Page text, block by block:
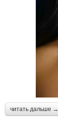
читать дальше →